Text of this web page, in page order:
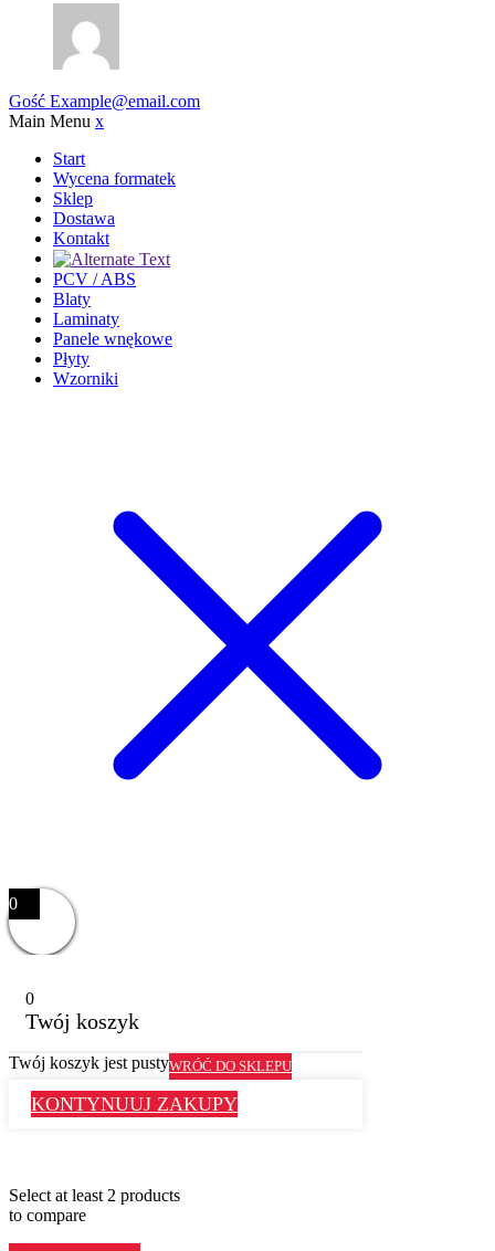
Gość Example@email.com
Main Menu x
Start
Wycena formatek
Sklep
Dostawa
Kontakt
PCV / ABS
Blaty
Laminaty
Panele wnękowe
Płyty
Wzorniki
0
0
Twój koszyk
Twój koszyk jest pustyWRÓĆ DO SKLEPU
KONTYNUUJ ZAKUPY
Select at least 2 products
to compare